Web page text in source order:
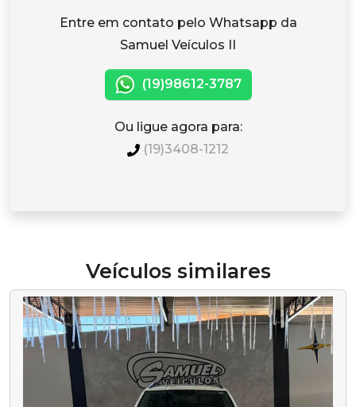
Entre em contato pelo Whatsapp da
Samuel Veículos II
(19)98612-3787
Ou ligue agora para:
(19)3408-1212
Veículos similares